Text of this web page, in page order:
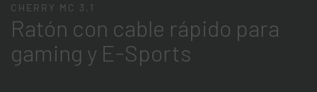
CHERRY MC 3.1
Ratón con cable rápido para
gaming y E-Sports